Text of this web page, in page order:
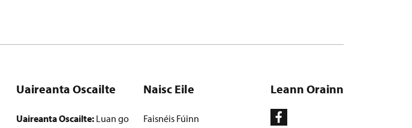
Uaireanta Oscailte
Uaireanta Oscailte: Luan go
Naisc Eile
Faisnéis Fúinn
Leann Orainn